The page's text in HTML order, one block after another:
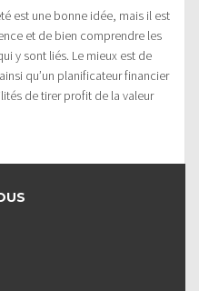
est une bonne idée, mais il est
et de bien comprendre les
y sont liés. Le mieux est de
qu’un planificateur financier
de tirer profit de la valeur